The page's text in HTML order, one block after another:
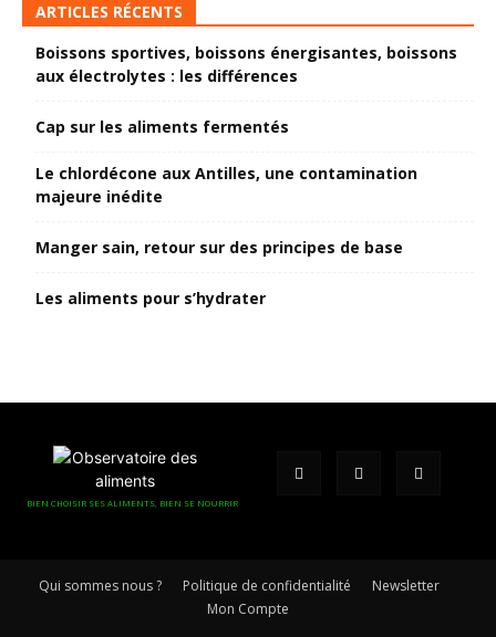
ARTICLES RÉCENTS
Boissons sportives, boissons énergisantes, boissons
aux électrolytes : les différences
Cap sur les aliments fermentés
Le chlordécone aux Antilles, une contamination
majeure inédite
Manger sain, retour sur des principes de base
Les aliments pour s’hydrater
BIEN CHOISIR SES ALIMENTS, BIEN SE NOURRIR
Qui sommes nous ? Politique de confidentialité
Newsletter
Mon Compte